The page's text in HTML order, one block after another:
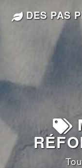
DES PAS